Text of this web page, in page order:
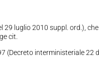
luglio 2010 suppl. ord.),
cit.
(Decreto interministeriale 22